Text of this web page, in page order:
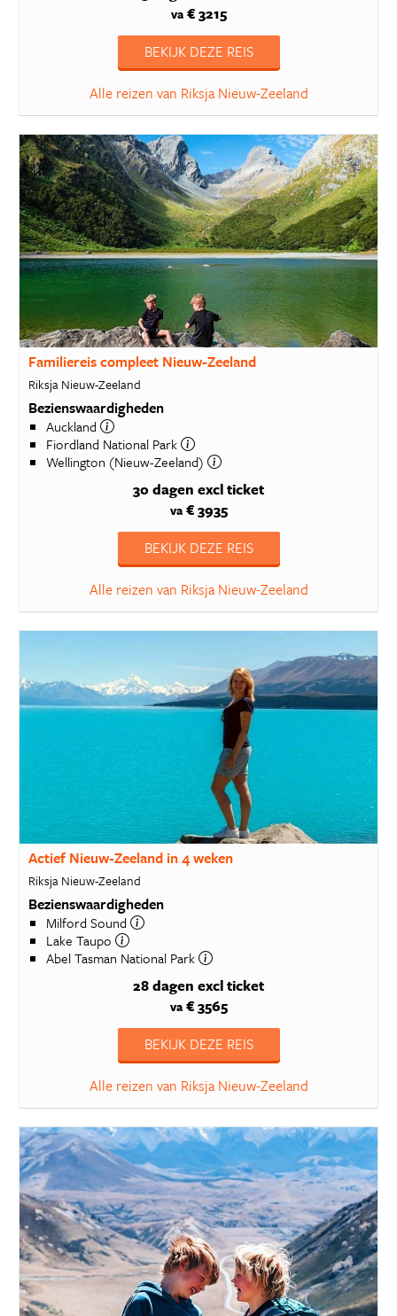
va€ 3215
BEKIJK DEZE REIS
Alle reizen van Riksja Nieuw-Zeeland
Familiereis compleet Nieuw-Zeeland
Riksja Nieuw-Zeeland
Bezienswaardigheden
Auckland
Fiordland National Park
Wellington (Nieuw-Zeeland)
30 dagen excl ticket
va€ 3935
BEKIJK DEZE REIS
Alle reizen van Riksja Nieuw-Zeeland
Actief Nieuw-Zeeland in 4 weken
Riksja Nieuw-Zeeland
Bezienswaardigheden
Milford Sound
Lake Taupo
Abel Tasman National Park
28 dagen excl ticket
va€ 3565
BEKIJK DEZE REIS
Alle reizen van Riksja Nieuw-Zeeland